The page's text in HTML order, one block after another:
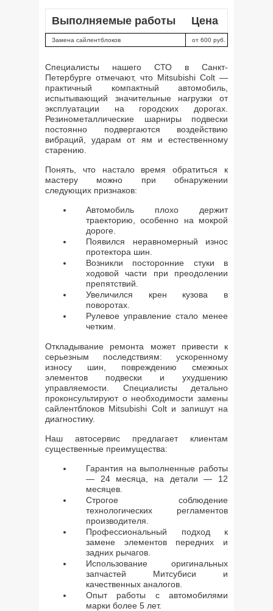
Выполняемые работы Цена
Замена сайлентблоков от 600 руб.
Специалисты нашего СТО в Санкт-
Петербурге отмечают, что Mitsubishi Colt —
практичный компактный автомобиль,
испытывающий значительные нагрузки от
эксплуатации на городских дорогах.
Резинометаллические шарниры подвески
постоянно подвергаются воздействию
вибраций, ударам от ям и естественному
старению.
Понять, что настало время обратиться к
мастеру можно при обнаружении
следующих признаков:
Автомобиль плохо держит
траекторию, особенно на мокрой
дороге.
Появился неравномерный износ
протектора шин.
Возникли посторонние стуки в
ходовой части при преодолении
препятствий.
Увеличился крен кузова в
поворотах.
Рулевое управление стало менее
четким.
Откладывание ремонта может привести к
серьезным последствиям: ускоренному
износу шин, повреждению смежных
элементов подвески и ухудшению
управляемости. Специалисты детально
проконсультируют о необходимости замены
сайлентблоков Mitsubishi Colt и запишут на
диагностику.
Наш автосервис предлагает клиентам
существенные преимущества:
Гарантия на выполненные работы
— 24 месяца, на детали — 12
месяцев.
Строгое соблюдение
технологических регламентов
производителя.
Профессиональный подход к
замене элементов передних и
задних рычагов.
Использование оригинальных
запчастей Митсубиси и
качественных аналогов.
Опыт работы с автомобилями
марки более 5 лет.